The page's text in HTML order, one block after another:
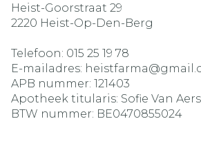
Heist-Goorstraat 29
2220 Heist-Op-Den-Berg
Telefoon: 015 25 19 78
E-mailadres: heistfarma@
APB nummer: 121403
Apotheek titularis: Sofie Van
BTW nummer: BE0470855024